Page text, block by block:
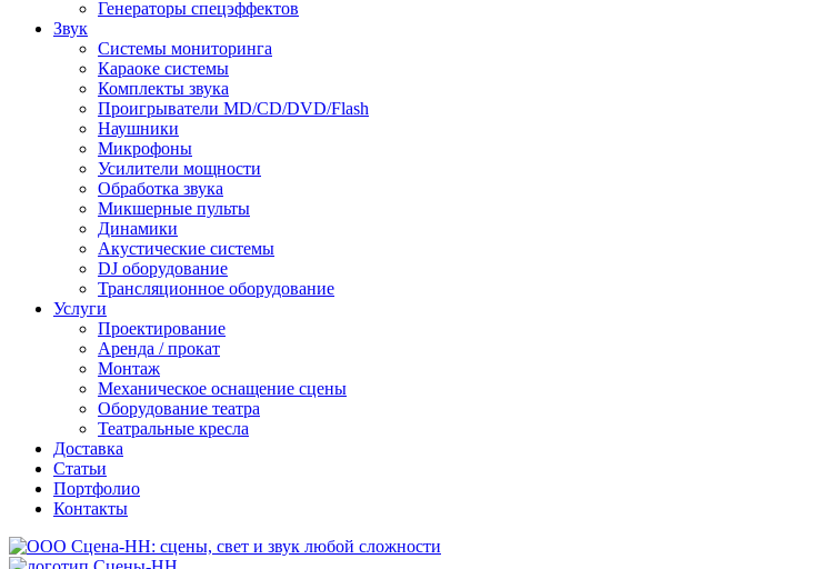
Генераторы спецэффектов
Звук
Системы мониторинга
Караоке системы
Комплекты звука
Проигрыватели MD/CD/DVD/Flash
Наушники
Микрофоны
Усилители мощности
Обработка звука
Микшерные пульты
Динамики
Акустические системы
DJ оборудование
Трансляционное оборудование
Услуги
Проектирование
Аренда / прокат
Монтаж
Механическое оснащение сцены
Оборудование театра
Театральные кресла
Доставка
Статьи
Портфолио
Контакты